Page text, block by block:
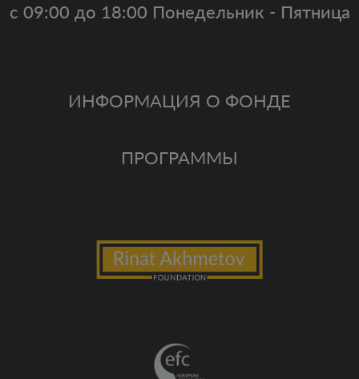
ИНФОРМАЦИЯ О ФОНДЕ
ПРОГРАММЫ
с 09:00 до 18:00 Понедельник - Пятница